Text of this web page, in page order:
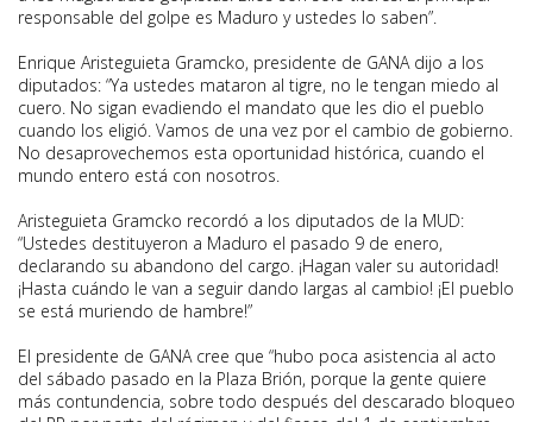
responsable del golpe es Maduro y ustedes lo saben”.
Enrique Aristeguieta Gramcko, presidente de GANA dijo a los
diputados: “Ya ustedes mataron al tigre, no le tengan miedo al
cuero. No sigan evadiendo el mandato que les dio el pueblo
cuando los eligió. Vamos de una vez por el cambio de gobierno.
No desaprovechemos esta oportunidad histórica, cuando el
mundo entero está con nosotros.
Aristeguieta Gramcko recordó a los diputados de la MUD:
“Ustedes destituyeron a Maduro el pasado 9 de enero,
declarando su abandono del cargo. ¡Hagan valer su autoridad!
¡Hasta cuándo le van a seguir dando largas al cambio! ¡El pueblo
se está muriendo de hambre!”
El presidente de GANA cree que “hubo poca asistencia al acto
del sábado pasado en la Plaza Brión, porque la gente quiere
más contundencia, sobre todo después del descarado bloqueo